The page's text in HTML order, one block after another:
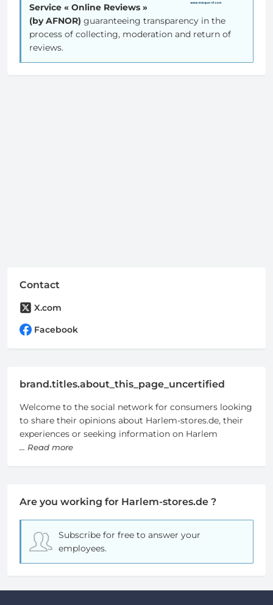
Service « Online Reviews »
(by AFNOR) guaranteeing transparency in the
process of collecting, moderation and return of
reviews.
Contact
X.com
Facebook
brand.titles.about_this_page_uncertified
Welcome to the social network for consumers looking
to share their opinions about Harlem-stores.de, their
experiences or seeking information on Harlem
... Read more
Are you working for Harlem-stores.de ?
Subscribe for freeto answer your
employees.